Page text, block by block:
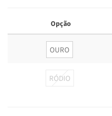
Opção
OURO
RÓDIO